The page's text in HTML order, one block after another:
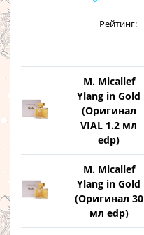
Рейтинг:
M. Micallef
Ylang in Gold
(Оригинал
VIAL 1.2 мл
edp)
M. Micallef
Ylang in Gold
(Оригинал 30
мл edp)